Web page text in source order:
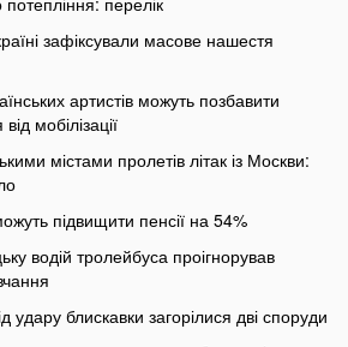
зафіксували масове нашестя
артистів можуть позбавити
мобілізації
містами пролетів літак із Москви:
підвищити пенсії на 54%
водій тролейбуса проігнорував
удару блискавки загорілися дві споруди